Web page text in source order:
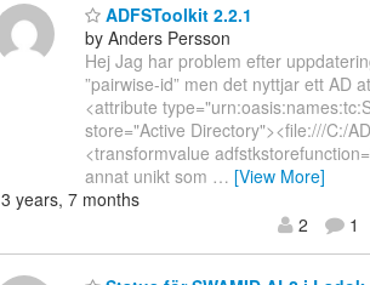
ADFSToolkit 2.2.1
by Anders Persson
Hej Jag har problem efter
”pairwise-id” men det nyttjar ett AD
<attribute
store="Active Directory"><file:///C:/
<transformvalue
annat unikt som … [View More]
3 years, 7 months
2
1